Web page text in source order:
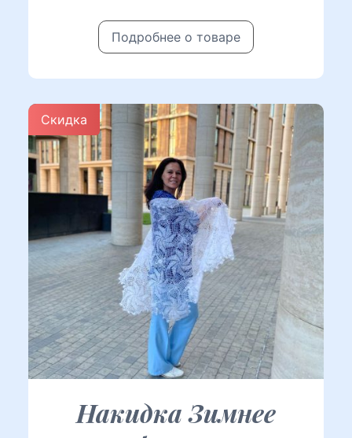
цена
составляла
Подробнее о товаре
Скидка
Накидка Зимнее